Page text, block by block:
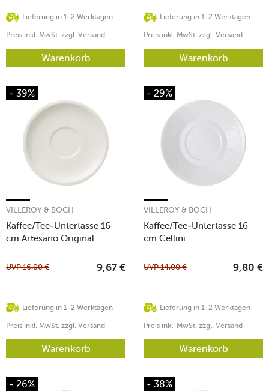
Lieferung in 1-2 Werktagen
Preis inkl. MwSt. zzgl. Versand
Warenkorb
Lieferung in 1-2 Werktagen
Preis inkl. MwSt. zzgl. Versand
Warenkorb
- 39%
Kaffee/Tee-Untertasse 16
cm Artesano Original
VILLEROY & BOCH
Lieferung in 1-2 Werktagen
UVP16,00 € 9,67 €
Preis inkl. MwSt. zzgl. Versand
Warenkorb
- 29%
Kaffee/Tee-Untertasse 16
cm Cellini
VILLEROY & BOCH
Lieferung in 1-2 Werktagen
UVP14,00 € 9,80 €
Preis inkl. MwSt. zzgl. Versand
Warenkorb
- 26% - 38%